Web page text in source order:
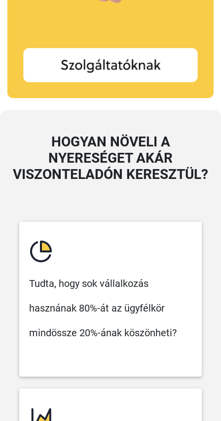
HOGYAN NÖVELI A
NYERESÉGET AKÁR
VISZONTELADÓN KERESZTÜL?
Tudta, hogy sok vállalkozás
hasznának 80%-át az ügyfélkör
mindössze 20%-ának köszönheti?